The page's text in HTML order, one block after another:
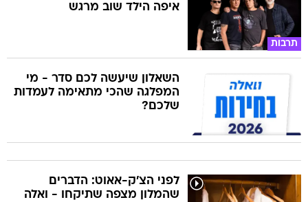
תרבות
איפה הילד שוב מרגש
השאלון שיעשה לכם סדר - מי
המפלגה שהכי מתאימה לעמדות
שלכם?
לפני הצ'ק-אאוט: הדברים
שהמלון מצפה שתיקחו - ואלה